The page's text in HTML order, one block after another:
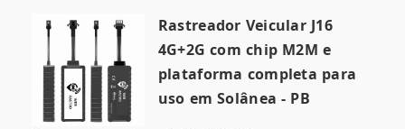
Rastreador Veicular J16
4G+2G com chip M2M e
plataforma completa para
uso em Solânea - PB